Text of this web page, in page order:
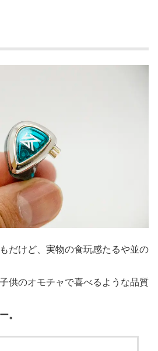
だけど、実物の食玩感たるや並の
供のオモチャで喜べるような品質
。